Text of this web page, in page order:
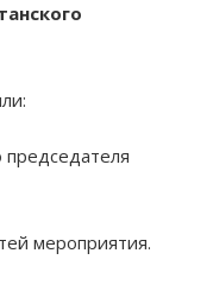
председателя
мероприятия.